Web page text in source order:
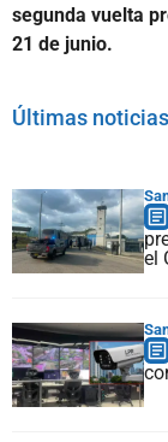
segunda vuelta
21 de junio.
Últimas noticias
el